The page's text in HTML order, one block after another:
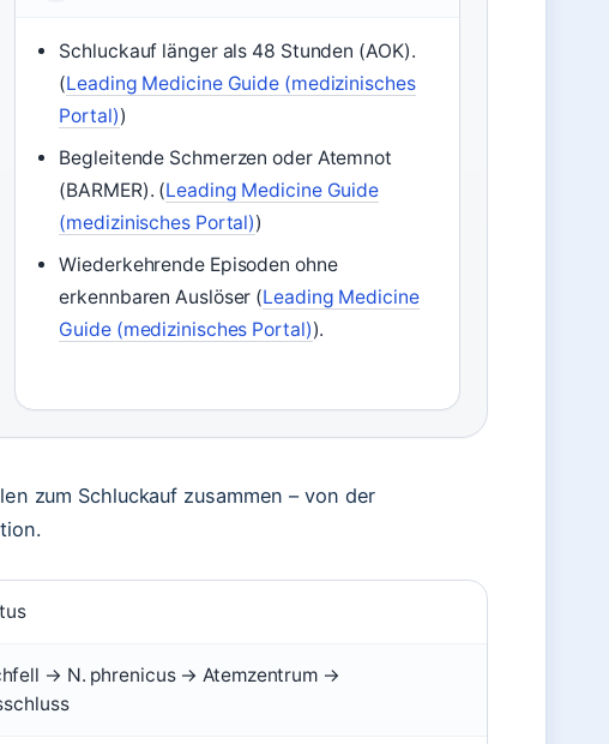
Schluckauf länger als 48 Stunden (AOK).
(Leading Medicine Guide (medizinisches
Portal))
Begleitende Schmerzen oder Atemnot
(BARMER). (Leading Medicine Guide
(medizinisches Portal))
Wiederkehrende Episoden ohne
erkennbaren Auslöser (Leading Medicine
Guide (medizinisches Portal)).
zum Schluckauf zusammen – von der
→ N. phrenicus → Atemzentrum →